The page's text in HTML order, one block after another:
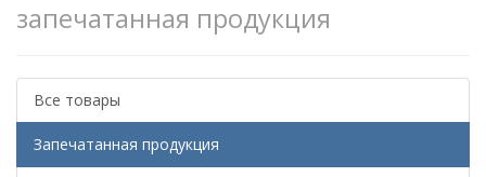
запечатанная продукция
Все товары
Запечатанная продукция